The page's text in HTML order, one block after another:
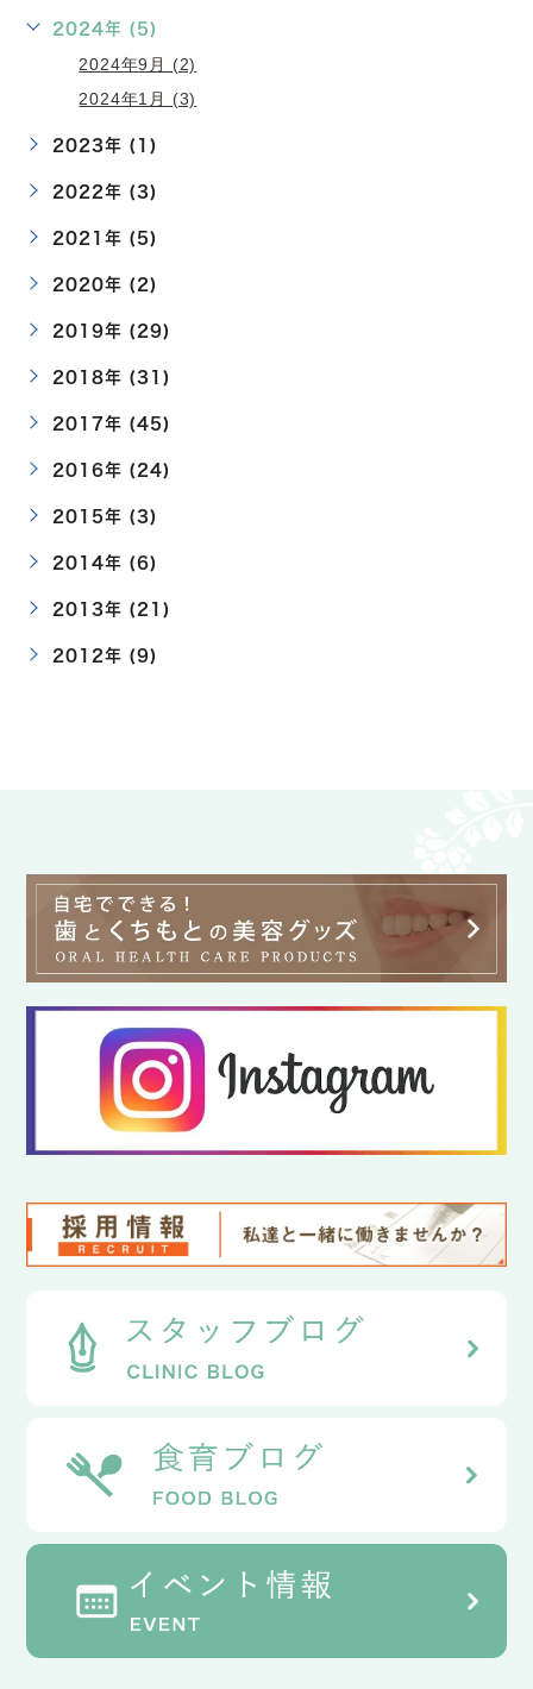
2024年 (5)
2024年9月 (2)
2024年1月 (3)
2023年 (1)
2022年 (3)
2021年 (5)
2020年 (2)
2019年 (29)
2018年 (31)
2017年 (45)
2016年 (24)
2015年 (3)
2014年 (6)
2013年 (21)
2012年 (9)